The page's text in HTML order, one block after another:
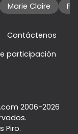
Marie Claire
Contáctenos
participación
2006-2026
Piro.